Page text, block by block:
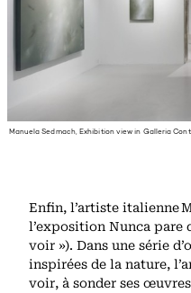
Manuela Sedmach, Exhibition view in Galleria
Enfin, l’artiste italienne
l’exposition Nunca pare
voir »). Dans une série
inspirées de la nature,
voir, à sonder ses